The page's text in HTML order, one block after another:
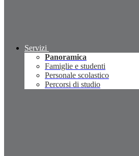
Servizi
Panoramica
Famiglie e studenti
Personale scolastico
Percorsi di studio